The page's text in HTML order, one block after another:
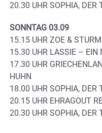
20.30 UHR SOPHIA, DER
SONNTAG 03.09
15.15 UHR ZOE & STURM
15.30 UHR LASSIE – EIN
17.30 UHR
HUHN
18.00 UHR SOPHIA, DER
20.15 UHR EHRAGOUT
20.30 UHR SOPHIA, DER